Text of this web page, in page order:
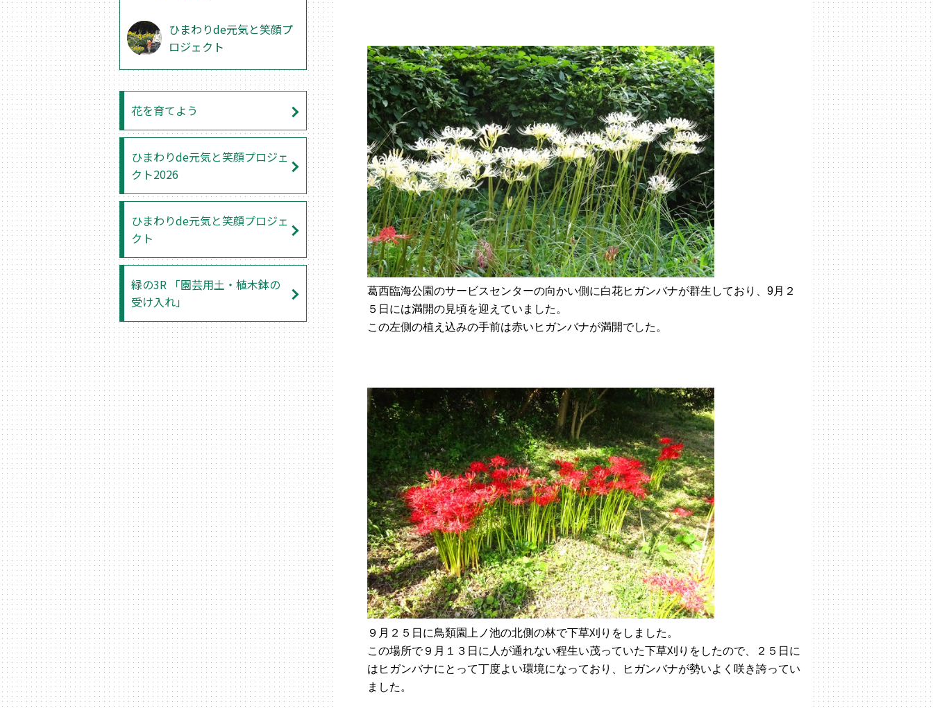
葛西臨海公園のサービスセンターの向かい側に白花ヒガンバナが群生しており、9月２
５日には満開の見頃を迎えていました。
この左側の植え込みの手前は赤いヒガンバナが満開でした。
９月２５日に鳥類園上ノ池の北側の林で下草刈りをしました。
この場所で９月１３日に人が通れない程生い茂っていた下草刈りをしたので、２５日に
はヒガンバナにとって丁度よい環境になっており、ヒガンバナが勢いよく咲き誇ってい
ました。
ひまわりde元気と笑顔プ
ロジェクト
花を育てよう
ひまわりde元気と笑顔プロジェ
クト2026
ひまわりde元気と笑顔プロジェ
クト
緑の3R 「園芸用土・植木鉢の
受け入れ」